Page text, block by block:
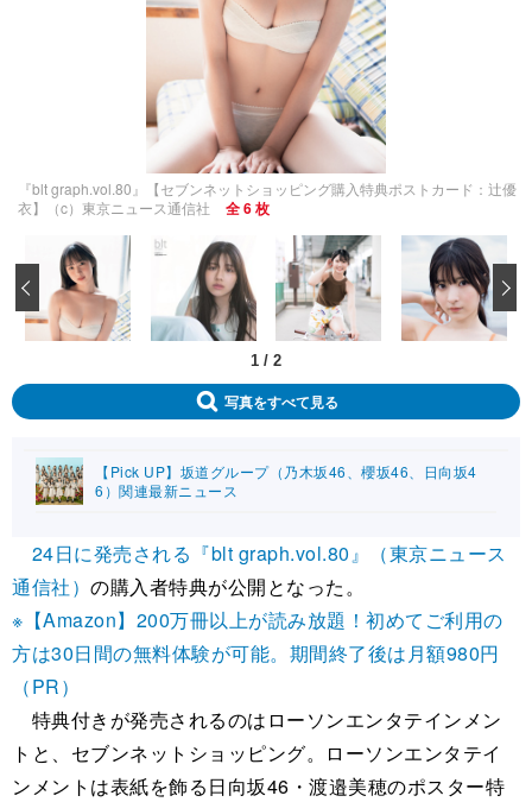
『blt graph.vol.80』【セブンネットショッピング購入特典ポストカード：辻優
衣】（c）東京ニュース通信社
全 6 枚
1 / 2
‹
写真をすべて見る
【Pick UP】坂道グループ（乃木坂46、櫻坂46、日向坂4
6）関連最新ニュース
24日に発売される『blt graph.vol.80』（東京ニュース
通信社） の購入者特典が公開となった。
※【Amazon】200万冊以上が読み放題！初めてご利用の
方は30日間の無料体験が可能。期間終了後は月額980円
（PR）
特典付きが発売されるのはローソンエンタテインメン
トと、セブンネットショッピング。ローソンエンタテイ
ンメントは表紙を飾る日向坂46・渡邉美穂のポスター特